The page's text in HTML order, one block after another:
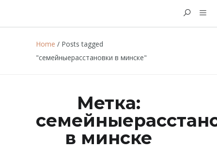
Home / Posts tagged
"семейныерасстановки в минске"
Метка:
в минске